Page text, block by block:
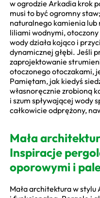
w ogrodzie Arkadia krok
musi to być ogromny
naturalnego kamienia
liliami wodnymi,
wody działa kojąco i
dynamicznej głębi. Jeśli
zaprojektowanie
otoczonego otoczakami,
Pamiętam, jak kiedyś
własnoręcznie zrobioną
i szum spływającej wody
całkowicie odprężony,
Mała
Inspiracje
oporowymi i
Mała architektura w